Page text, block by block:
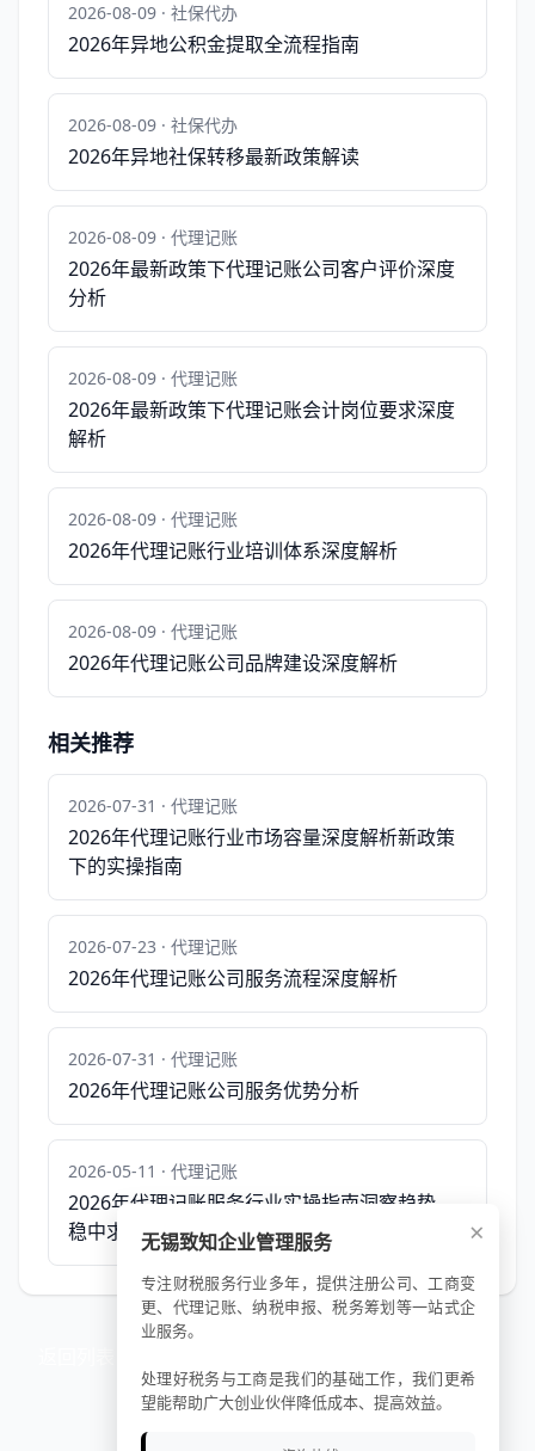
2026-08-09 · 社保代办
2026年异地公积金提取全流程指南
2026-08-09 · 社保代办
2026年异地社保转移最新政策解读
2026-08-09 · 代理记账
2026年最新政策下代理记账公司客户评价深度
分析
2026-08-09 · 代理记账
2026年最新政策下代理记账会计岗位要求深度
解析
2026-08-09 · 代理记账
2026年代理记账行业培训体系深度解析
2026-08-09 · 代理记账
2026年代理记账公司品牌建设深度解析
相关推荐
2026-07-31 · 代理记账
2026年代理记账行业市场容量深度解析新政策
下的实操指南
2026-07-23 · 代理记账
2026年代理记账公司服务流程深度解析
2026-07-31 · 代理记账
2026年代理记账公司服务优势分析
2026-05-11 · 代理记账
2026年代理记账服务行业实操指南洞察趋势，
稳中求胜
×
无锡致知企业管理服务
专注财税服务行业多年，提供注册公司、工商变
更、代理记账、纳税申报、税务筹划等一站式企
业服务。
处理好税务与工商是我们的基础工作，我们更希
望能帮助广大创业伙伴降低成本、提高效益。